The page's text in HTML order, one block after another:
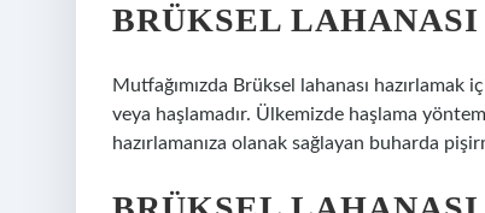
BRÜKSEL
Mutfağımızda Brüksel lahanası
veya haşlamadır. Ülkemizde haşlama
hazırlamanıza olanak sağlayan buharda